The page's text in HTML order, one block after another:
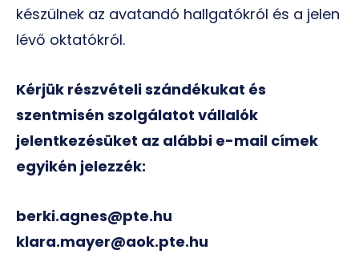
készülnek az avatandó hallgatókról és a jelen
lévő oktatókról.
Kérjük részvételi szándékukat és
szentmisén szolgálatot vállalók
jelentkezésüket az alábbi e-mail címek
egyikén jelezzék:
berki.agnes@pte.hu
klara.mayer@aok.pte.hu